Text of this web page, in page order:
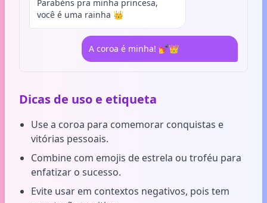
Parabéns pra minha princesa,
você é uma rainha 👑
A coroa é minha! 💅👑
Dicas de uso e etiqueta
Use a coroa para comemorar conquistas e
vitórias pessoais.
Combine com emojis de estrela ou troféu para
enfatizar o sucesso.
Evite usar em contextos negativos, pois tem